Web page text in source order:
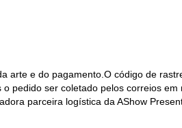
arte e do pagamento.O código de
pedido ser coletado pelos correios em
parceira logística da AShow